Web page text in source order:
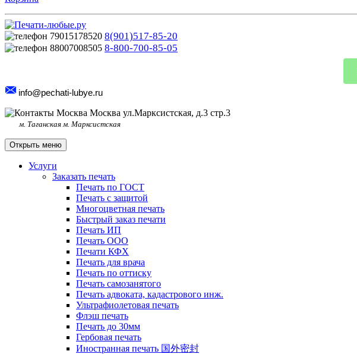
8(901)517-85-20
8-800-700-85-05
info@pechati-lubye.ru
Москва ул.Марксистская, д.3 стр.3
м. Таганская м. Марксистская
Открыть меню
Услуги
Заказать печать
Печать по ГОСТ
Печать с защитой
Многоцветная печать
Быстрый заказ печати
Печать ИП
Печать ООО
Печати КФХ
Печать для врача
Печать по оттиску
Печать самозанятого
Печать адвоката, кадастрового инж.
Ультрафиолетовая печать
Флэш печать
Печать до 30мм
Гербовая печать
Иностранная печать 国外密封